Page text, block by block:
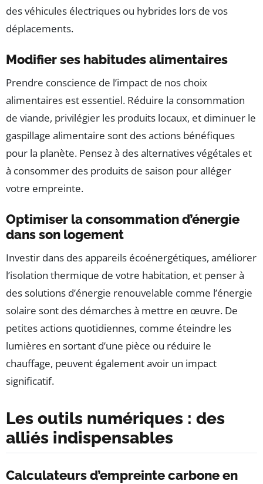
des véhicules électriques ou hybrides lors de vos
déplacements.
Modifier ses habitudes alimentaires
Prendre conscience de l’impact de nos choix
alimentaires est essentiel. Réduire la consommation
de viande, privilégier les produits locaux, et diminuer le
gaspillage alimentaire sont des actions bénéfiques
pour la planète. Pensez à des alternatives végétales et
à consommer des produits de saison pour alléger
votre empreinte.
Optimiser la consommation d’énergie
dans son logement
Investir dans des appareils écoénergétiques, améliorer
l’isolation thermique de votre habitation, et penser à
des solutions d’énergie renouvelable comme l’énergie
solaire sont des démarches à mettre en œuvre. De
petites actions quotidiennes, comme éteindre les
lumières en sortant d’une pièce ou réduire le
chauffage, peuvent également avoir un impact
significatif.
Les outils numériques : des
alliés indispensables
Calculateurs d’empreinte carbone en